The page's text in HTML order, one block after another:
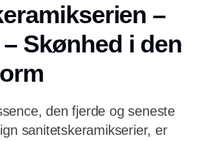
–
Skønhed i den
den fjerde og seneste
sanitetskeramikserier, er